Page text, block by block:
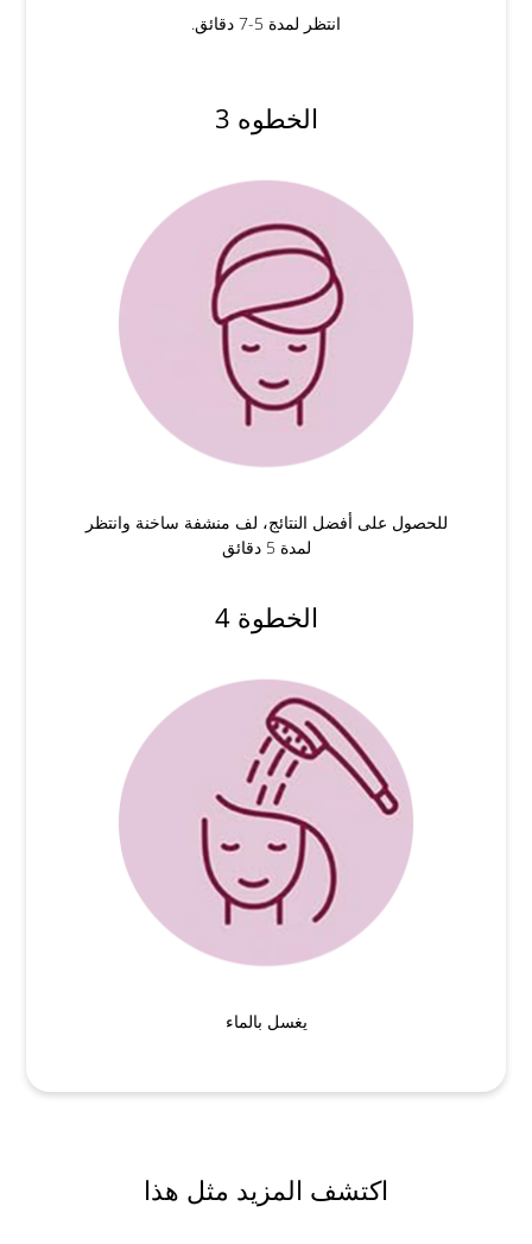
انتظر لمدة 5-7 دقائق.
الخطوه 3
للحصول على أفضل النتائج، لف منشفة ساخنة وانتظر
لمدة 5 دقائق
الخطوة 4
يغسل بالماء
اكتشف المزيد مثل هذا